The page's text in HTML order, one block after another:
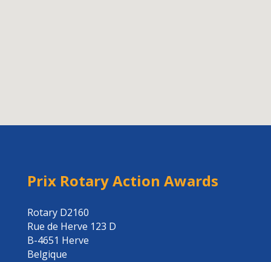
Prix Rotary Action Awards
Rotary D2160
Rue de Herve 123 D
B-4651 Herve
Belgique